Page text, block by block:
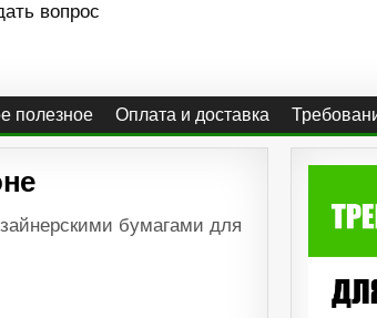
вопрос
полезное Оплата и доставка
бумагами для